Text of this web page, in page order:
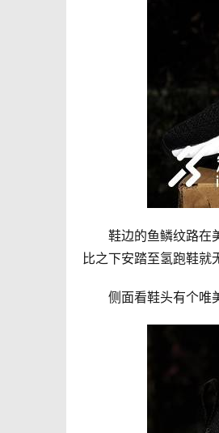
鞋边的鱼鳞纹路在美
比之下安踏至氢跑鞋就
侧面看鞋头有个唯美